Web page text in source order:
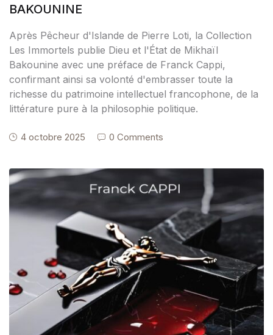
BAKOUNINE
Après Pêcheur d'Islande de Pierre Loti, la Collection
Les Immortels publie Dieu et l'État de Mikhaïl
Bakounine avec une préface de Franck Cappi,
confirmant ainsi sa volonté d'embrasser toute la
richesse du patrimoine intellectuel francophone, de la
littérature pure à la philosophie politique.
4 octobre 2025 0 Comments